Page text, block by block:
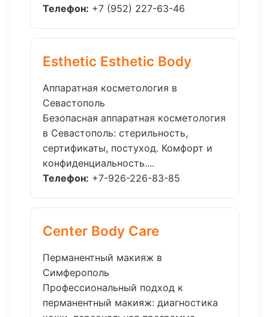
Телефон: +7 (952) 227-63-46
Esthetic Esthetic Body
Аппаратная косметология в
Севастополь
Безопасная аппаратная косметология
в Севастополь: стерильность,
сертификаты, постуход. Комфорт и
конфиденциальность....
Телефон: +7-926-226-83-85
Center Body Care
Перманентный макияж в
Симферополь
Профессиональный подход к
перманентный макияж: диагностика